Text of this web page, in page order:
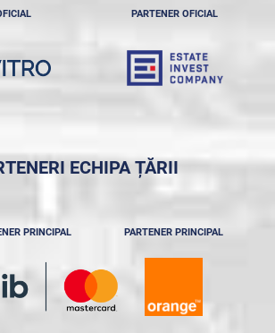
PARTENER OFICIAL
ECHIPA ȚĂRII
PRINCIPAL PARTENER PRINCIPAL